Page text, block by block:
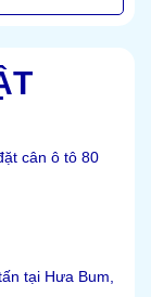
cân ô tô 80
tại Hưa Bum,